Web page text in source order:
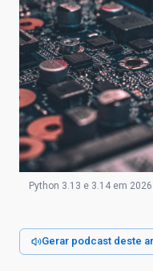
Python 3.13 e 3.14 em
Gerar podcast deste